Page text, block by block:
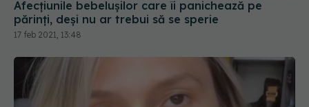
17 feb 2021, 13:48